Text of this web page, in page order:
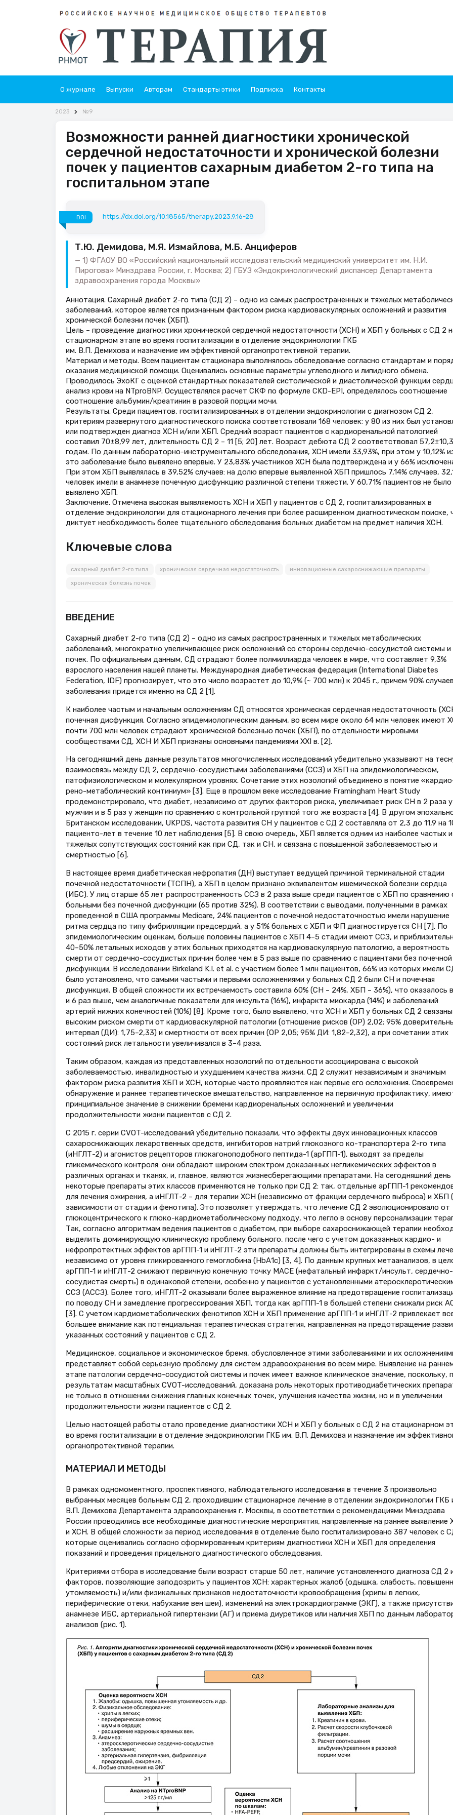
О журнале Выпуски Авторам Стандарты этики Подписка Контакты
2023 №9
Возможности ранней диагностики хронической
сердечной недостаточности и хронической болезни
почек у пациентов сахарным диабетом 2-го типа на
госпитальном этапе
DOI https://dx.doi.org/10.18565/therapy.2023.9.16-28
Т.Ю. Демидова, М.Я. Измайлова, М.Б. Анциферов
1) ФГАОУ ВО «Российский национальный исследовательский медицинский университет им. Н.И.
Пирогова» Минздрава России, г. Москва; 2) ГБУЗ «Эндокринологический диспансер Департамента
здравоохранения города Москвы»
Аннотация. Сахарный диабет 2-го типа (СД 2) – одно из самых распространенных и тяжелых
заболеваний, которое является признанным фактором риска кардиоваскулярных осложнений и развития
хронической болезни почек (ХБП).
Цель – проведение диагностики хронической сердечной недостаточности (ХСН) и ХБП у больных с СД 2
стационарном этапе во время госпитализации в отделение эндокринологии ГКБ
им. В.П. Демихова и назначение им эффективной органопротективной терапии.
Материал и методы. Всем пациентам стационара выполнялось обследование согласно стандартам и
оказания медицинской помощи. Оценивались основные параметры углеводного и липидного обмена.
Проводилось ЭхоКГ с оценкой стандартных показателей систолической и диастолической функции
анализ крови на NTproBNP. Осуществлялся расчет СКФ по формуле CKD-EPI, определялось соотношение
соотношение альбумин/креатинин в разовой порции мочи.
Результаты. Среди пациентов, госпитализированных в отделении эндокринологии с диагнозом СД 2,
критериям развернутого диагностического поиска соответствовали 168 человек: у 80 из них был
или подтвержден диагноз ХСН и/или ХБП. Средний возраст пациентов с кардиоренальной патологией
составил 70±8,99 лет, длительность СД 2 – 11 [5; 20] лет. Возраст дебюта СД 2 соответствовал 57,2±10,3
годам. По данным лабораторно-инструментального обследования, ХСН имели 33,93%, при этом у 10,12%
это заболевание было вывялено впервые. У 23,83% участников ХСН была подтверждена и у 66%
При этом ХБП выявлялась в 39,52% случаев: на долю впервые выявленной ХБП пришлось 7,14% случаев,
человек имели в анамнезе почечную дисфункцию различной степени тяжести. У 60,71% пациентов не было
выявлено ХБП.
Заключение. Отмечена высокая выявляемость ХСН и ХБП у пациентов с СД 2, госпитализированных в
отделение эндокринологии для стационарного лечения при более расширенном диагностическом поиске,
диктует необходимость более тщательного обследования больных диабетом на предмет наличия ХСН.
Ключевые слова
сахарный диабет 2-го типа хроническая сердечная недостаточность инновационные сахароснижающие препараты
хроническая болезнь почек
ВВЕДЕНИЕ
Сахарный диабет 2-го типа (СД 2) – одно из самых распространенных и тяжелых метаболических
заболеваний, многократно увеличивающее риск осложнений со стороны сердечно-сосудистой системы и
почек. По официальным данным, СД страдают более полмиллиарда человек в мире, что составляет 9,3%
взрослого населения нашей планеты. Международная диабетическая федерация (International Diabetes
Federation, IDF) прогнозирует, что это число возрастет до 10,9% (~ 700 млн) к 2045 г., причем 90% случаев
заболевания придется именно на СД 2 [1].
К наиболее частым и начальным осложнениям СД относятся хроническая сердечная недостаточность
почечная дисфункция. Согласно эпидемиологическим данным, во всем мире около 64 млн человек имеют
почти 700 млн человек страдают хронической болезнью почек (ХБП); по отдельности мировыми
сообществами СД, ХСН И ХБП признаны основными пандемиями ХХI в. [2].
На сегодняшний день данные результатов многочисленных исследований убедительно указывают на
взаимосвязь между СД 2, сердечно-сосудистыми заболеваниями (ССЗ) и ХБП на эпидемиологическом,
патофизиологическом и молекулярном уровнях. Сочетание этих нозологий объединено в понятие
рено-метаболический континиум» [3]. Еще в прошлом веке исследование Framingham Heart Study
продемонстрировало, что диабет, независимо от других факторов риска, увеличивает риск СН в 2 раза у
мужчин и в 5 раз у женщин по сравнению с контрольной группой того же возраста [4]. В другом
Британском исследовании, UKPDS, частота развития СН у пациентов с СД 2 составляла от 2,3 до 11,9 на
пациенто-лет в течение 10 лет наблюдения [5]. В свою очередь, ХБП является одним из наиболее частых и
тяжелых сопутствующих состояний как при СД, так и СН, и связана с повышенной заболеваемостью и
смертностью [6].
В настоящее время диабетическая нефропатия (ДН) выступает ведущей причиной терминальной стадии
почечной недостаточности (ТСПН), а ХБП в целом признано эквивалентом ишемической болезни сердца
(ИБС). У лиц старше 65 лет распространенность ССЗ в 2 раза выше среди пациентов с ХБП по сравнению
больными без почечной дисфункции (65 против 32%). В соответствии с выводами, полученными в рамках
проведенной в США программы Medicare, 24% пациентов с почечной недостаточностью имели нарушение
ритма сердца по типу фибрилляции предсердий, а у 51% больных с ХБП и ФП диагностируется СН [7]. По
эпидемиологическим оценкам, больше половины пациентов с ХБП 4–5 стадии имеют ССЗ, и
40–50% летальных исходов у этих больных приходятся на кардиоваскулярную патологию, а вероятность
смерти от сердечно-сосудистых причин более чем в 5 раз выше по сравнению с пациентами без почечной
дисфункции. В исследовании Birkeland K.I. et al. с участием более 1 млн пациентов, 66% из которых имели
было установлено, что самыми частыми и первыми осложнениями у больных СД 2 были СН и почечная
дисфункция. В общей сложности их встречаемость составила 60% (СН – 24%, ХБП – 36%), что оказалось
и 6 раз выше, чем аналогичные показатели для инсульта (16%), инфаркта миокарда (14%) и заболеваний
артерий нижних конечностей (10%) [8]. Кроме того, было выявлено, что ХСН и ХБП у больных СД 2
высоким риском смерти от кардиоваскулярной патологии (отношение рисков (ОР) 2,02; 95%
интервал (ДИ): 1,75–2,33) и смертности от всех причин (ОР 2,05; 95% ДИ: 1,82–2,32), а при сочетании этих
состояний риск летальности увеличивался в 3–4 раза.
Таким образом, каждая из представленных нозологий по отдельности ассоциирована с высокой
заболеваемостью, инвалидностью и ухудшением качества жизни. СД 2 служит независимым и значимым
фактором риска развития ХБП и ХСН, которые часто проявляются как первые его осложнения.
обнаружение и раннее терапевтическое вмешательство, направленное на первичную профилактику,
принципиальное значение в снижении бремени кардиоренальных осложнений и увеличении
продолжительности жизни пациентов с СД 2.
С 2015 г. серии CVOT-исследований убедительно показали, что эффекты двух инновационных классов
сахароснижающих лекарственных средств, ингибиторов натрий глюкозного ко-транспортера 2-го типа
(иНГЛТ-2) и агонистов рецепторов глюкагоноподобного пептида-1 (арГПП-1), выходят за пределы
гликемического контроля: они обладают широким спектром доказанных негликемических эффектов в
различных органах и тканях, и, главное, являются жизнесберегающими препаратами. На сегодняшний день
некоторые препараты этих классов применяются не только при СД 2: так, отдельные арГПП-1
для лечения ожирения, а иНГЛТ-2 – для терапии ХСН (независимо от фракции сердечного выброса) и ХБП
зависимости от стадии и фенотипа). Это позволяет утверждать, что лечение СД 2 эволюционировало от
глюкоцентрического к глюко-кардиометаболическому подходу, что легло в основу персонализации
Так, согласно алгоритмам ведения пациентов с диабетом, при выборе сахароснижающей терапии
выделить доминирующую клиническую проблему больного, после чего с учетом доказанных кардио- и
нефропротектных эффектов арГПП-1 и иНГЛТ-2 эти препараты должны быть интегрированы в схемы
независимо от уровня гликированного гемоглобина (НbА1с) [3, 4]. По данным крупных метаанализов, в
арГПП-1 и иНГЛТ-2 снижают первичную конечную точку MACE (нефатальный инфаркт/инсульт, сердечно-
сосудистая смерть) в одинаковой степени, особенно у пациентов с установленными
ССЗ (АССЗ). Более того, иНГЛТ-2 оказывали более выраженное влияние на предотвращение
по поводу СН и замедление прогрессирования ХБП, тогда как арГПП-1 в большей степени снижали риск
[3]. С учетом кардиометаболических фенотипов ХСН и ХБП применение арГПП-1 и иНГЛТ-2 привлекает
большее внимание как потенциальная терапевтическая стратегия, направленная на предотвращение
указанных состояний у пациентов с СД 2.
Медицинское, социальное и экономическое бремя, обусловленное этими заболеваниями и их
представляет собой серьезную проблему для систем здравоохранения во всем мире. Выявление на
этапе патологии сердечно-сосудистой системы и почек имеет важное клиническое значение, поскольку,
результатам масштабных CVOT-исследований, доказана роль некоторых противодиабетических
не только в отношении снижения главных конечных точек, улучшения качества жизни, но и в увеличении
продолжительности жизни пациентов с СД 2.
Целью настоящей работы стало проведение диагностики ХСН и ХБП у больных с СД 2 на стационарном
во время госпитализации в отделение эндокринологии ГКБ им. В.П. Демихова и назначение им
органопротективной терапии.
МАТЕРИАЛ И МЕТОДЫ
В рамках одномоментного, проспективного, наблюдательного исследования в течение 3 произвольно
выбранных месяцев больным СД 2, проходившим стационарное лечение в отделении эндокринологии ГКБ
В.П. Демихова Департамента здравоохранения г. Москвы, в соответствии с рекомендациями Минздрава
России проводились все необходимые диагностические мероприятия, направленные на раннее выявление
и ХСН. В общей сложности за период исследования в отделение было госпитализировано 387 человек с
которые оценивались согласно сформированным критериям диагностики ХСН и ХБП для определения
показаний и проведения прицельного диагностического обследования.
Критериями отбора в исследование были возраст старше 50 лет, наличие установленного диагноза СД 2
факторов, позволяющие заподозрить у пациентов ХСН: характерных жалоб (одышка, слабость,
утомляемость) и/или физикальных признаков недостаточности кровообращения (хрипы в легких,
периферические отеки, набухание вен шеи), изменений на электрокардиограмме (ЭКГ), а также
анамнезе ИБС, артериальной гипертензии (АГ) и приема диуретиков или наличия ХБП по данным
анализов (рис. 1).